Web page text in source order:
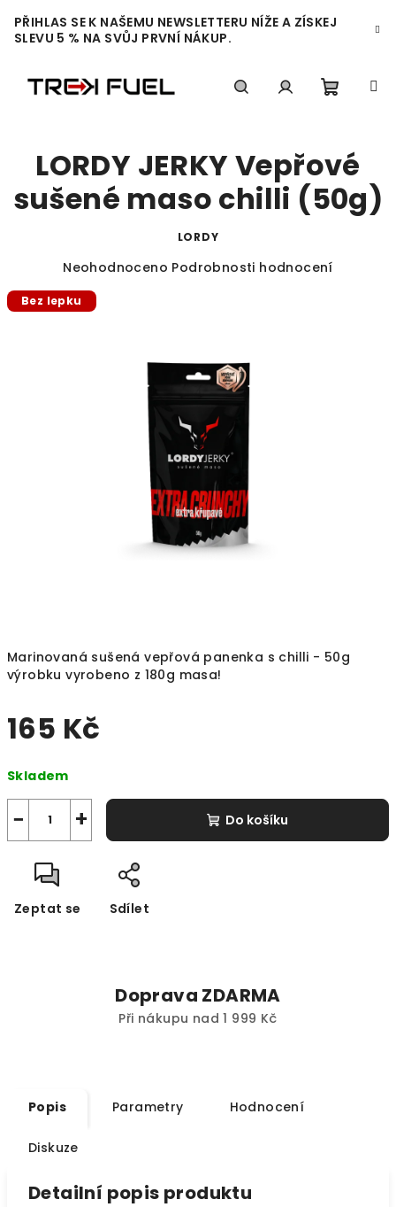
na
obsah
PŘIHLAS SE K NAŠEMU NEWSLETTERU NÍŽE A ZÍSKEJ
SLEVU 5 % NA SVŮJ PRVNÍ NÁKUP.
košík
Marinovaná sušená vepřová panenka s chilli - 50g
výrobku vyrobeno z 180g masa!
165 Kč
cena:
Skladem
+
− Do košíku
Zeptat se Sdílet
LORDY JERKY Vepřové
sušené maso chilli (50g)
LORDY
Průměrné
produktu
Neohodnoceno Podrobnosti hodnocení
Bez lepku
Doprava ZDARMA
Při nákupu nad 1 999 Kč
Popis Parametry Hodnocení
Diskuze
Detailní popis produktu